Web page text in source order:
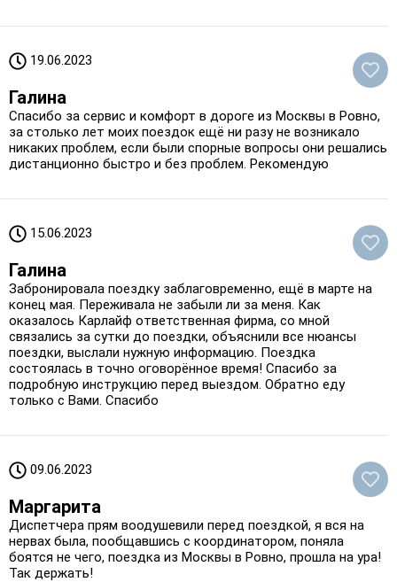
19.06.2023
Галина
Спасибо за сервис и комфорт в дороге из Москвы в Ровно,
за столько лет моих поездок ещё ни разу не возникало
никаких проблем, если были спорные вопросы они решались
дистанционно быстро и без проблем. Рекомендую
15.06.2023
Галина
Забронировала поездку заблаговременно, ещё в марте на
конец мая. Переживала не забыли ли за меня. Как
оказалось Карлайф ответственная фирма, со мной
связались за сутки до поездки, объяснили все нюансы
поездки, выслали нужную информацию. Поездка
состоялась в точно оговорённое время! Спасибо за
подробную инструкцию перед выездом. Обратно еду
только с Вами. Спасибо
09.06.2023
Маргарита
Диспетчера прям воодушевили перед поездкой, я вся на
нервах была, пообщавшись с координатором, поняла
боятся не чего, поездка из Москвы в Ровно, прошла на ура!
Так держать!